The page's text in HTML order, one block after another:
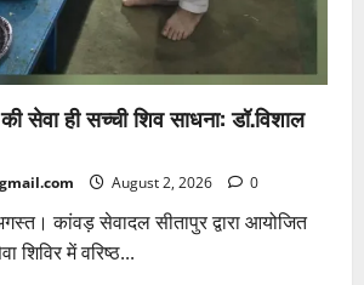
सेवा ही सच्ची शिव साधना: डॉ.विशाल
August 2, 2026 0
कांवड़ सेवादल सीतापुर द्वारा आयोजित
शिविर में वरिष्ठ...